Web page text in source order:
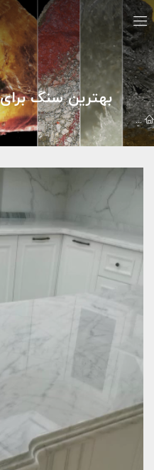
بهترین سنگ برای اپن |
تيزر تبليغاتي پروژه های